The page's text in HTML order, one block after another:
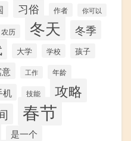
习俗 作者 你可以
农历 冬天 冬季
大学 学校 孩子
工作 年龄
机 技能 攻略
春节
是一个